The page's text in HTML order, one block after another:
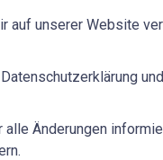
auf unserer Website
Änderungen